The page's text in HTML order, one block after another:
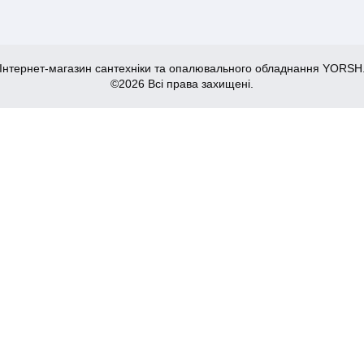
Інтернет-магазин сантехніки та опалювального обладнання YORSH.
©2026 Всі права захищені.